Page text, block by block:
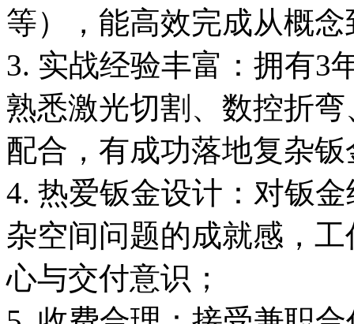
等），能高效完成从概
3. 实战经验丰富：拥有3
熟悉激光切割、数控折
配合，有成功落地复杂
4. 热爱钣金设计：对钣
杂空间问题的成就感，
心与交付意识；